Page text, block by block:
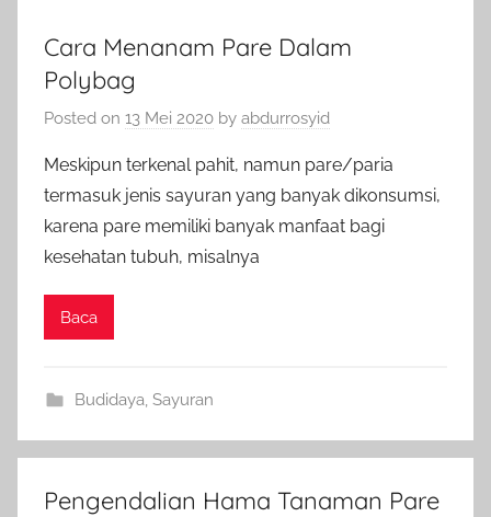
Cara Menanam Pare Dalam
Polybag
Posted on 13 Mei 2020 by abdurrosyid
Meskipun terkenal pahit, namun pare/paria
termasuk jenis sayuran yang banyak dikonsumsi,
karena pare memiliki banyak manfaat bagi
kesehatan tubuh, misalnya
Baca
Budidaya, Sayuran
Pengendalian Hama Tanaman Pare